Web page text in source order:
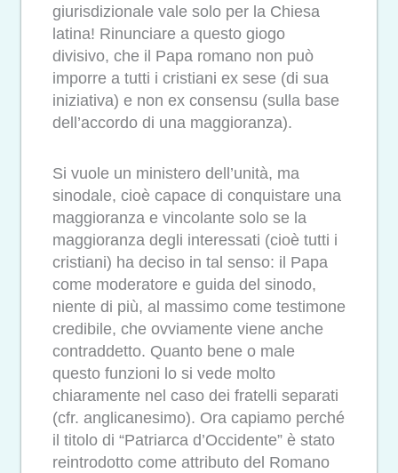
giurisdizionale vale solo per la Chiesa
latina! Rinunciare a questo giogo
divisivo, che il Papa romano non può
imporre a tutti i cristiani ex sese (di sua
iniziativa) e non ex consensu (sulla base
dell’accordo di una maggioranza).
Si vuole un ministero dell’unità, ma
sinodale, cioè capace di conquistare una
maggioranza e vincolante solo se la
maggioranza degli interessati (cioè tutti i
cristiani) ha deciso in tal senso: il Papa
come moderatore e guida del sinodo,
niente di più, al massimo come testimone
credibile, che ovviamente viene anche
contraddetto. Quanto bene o male
questo funzioni lo si vede molto
chiaramente nel caso dei fratelli separati
(cfr. anglicanesimo). Ora capiamo perché
il titolo di “Patriarca d’Occidente” è stato
reintrodotto come attributo del Romano